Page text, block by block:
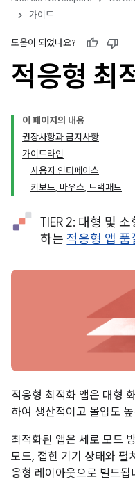
가이드
도움이 되었나요?
적응형 최
이 페이지의 내용
권장사항과 금지사항
가이드라인
사용자 인터페이스
키보드, 마우스, 트랙패드
TIER 2: 대형 및
하는 적응형 앱 품
적응형 최적화 앱은 대형
하여 생산적이고 몰입도
최적화된 앱은 세로 모드
모드, 접힌 기기 상태와 펼
응형 레이아웃으로 빌드